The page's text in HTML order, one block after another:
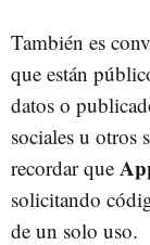
También es
que están
datos o
sociales u otros
recordar que
solicitando
de un solo uso.